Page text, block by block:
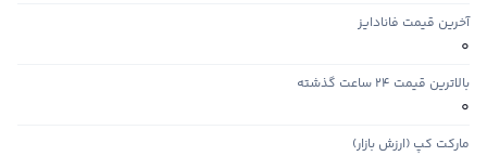
آخرین قیمت فانادایز
0
بالاترین قیمت ۲۴ ساعت گذشته
0
مارکت کپ (ارزش بازار)